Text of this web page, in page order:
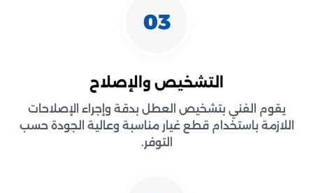
03
التشخيص والإصلاح
يقوم الفني بتشخيص العطل بدقة وإجراء الإصلاحات
اللازمة باستخدام قطع غيار مناسبة وعالية الجودة حسب
التوفر.